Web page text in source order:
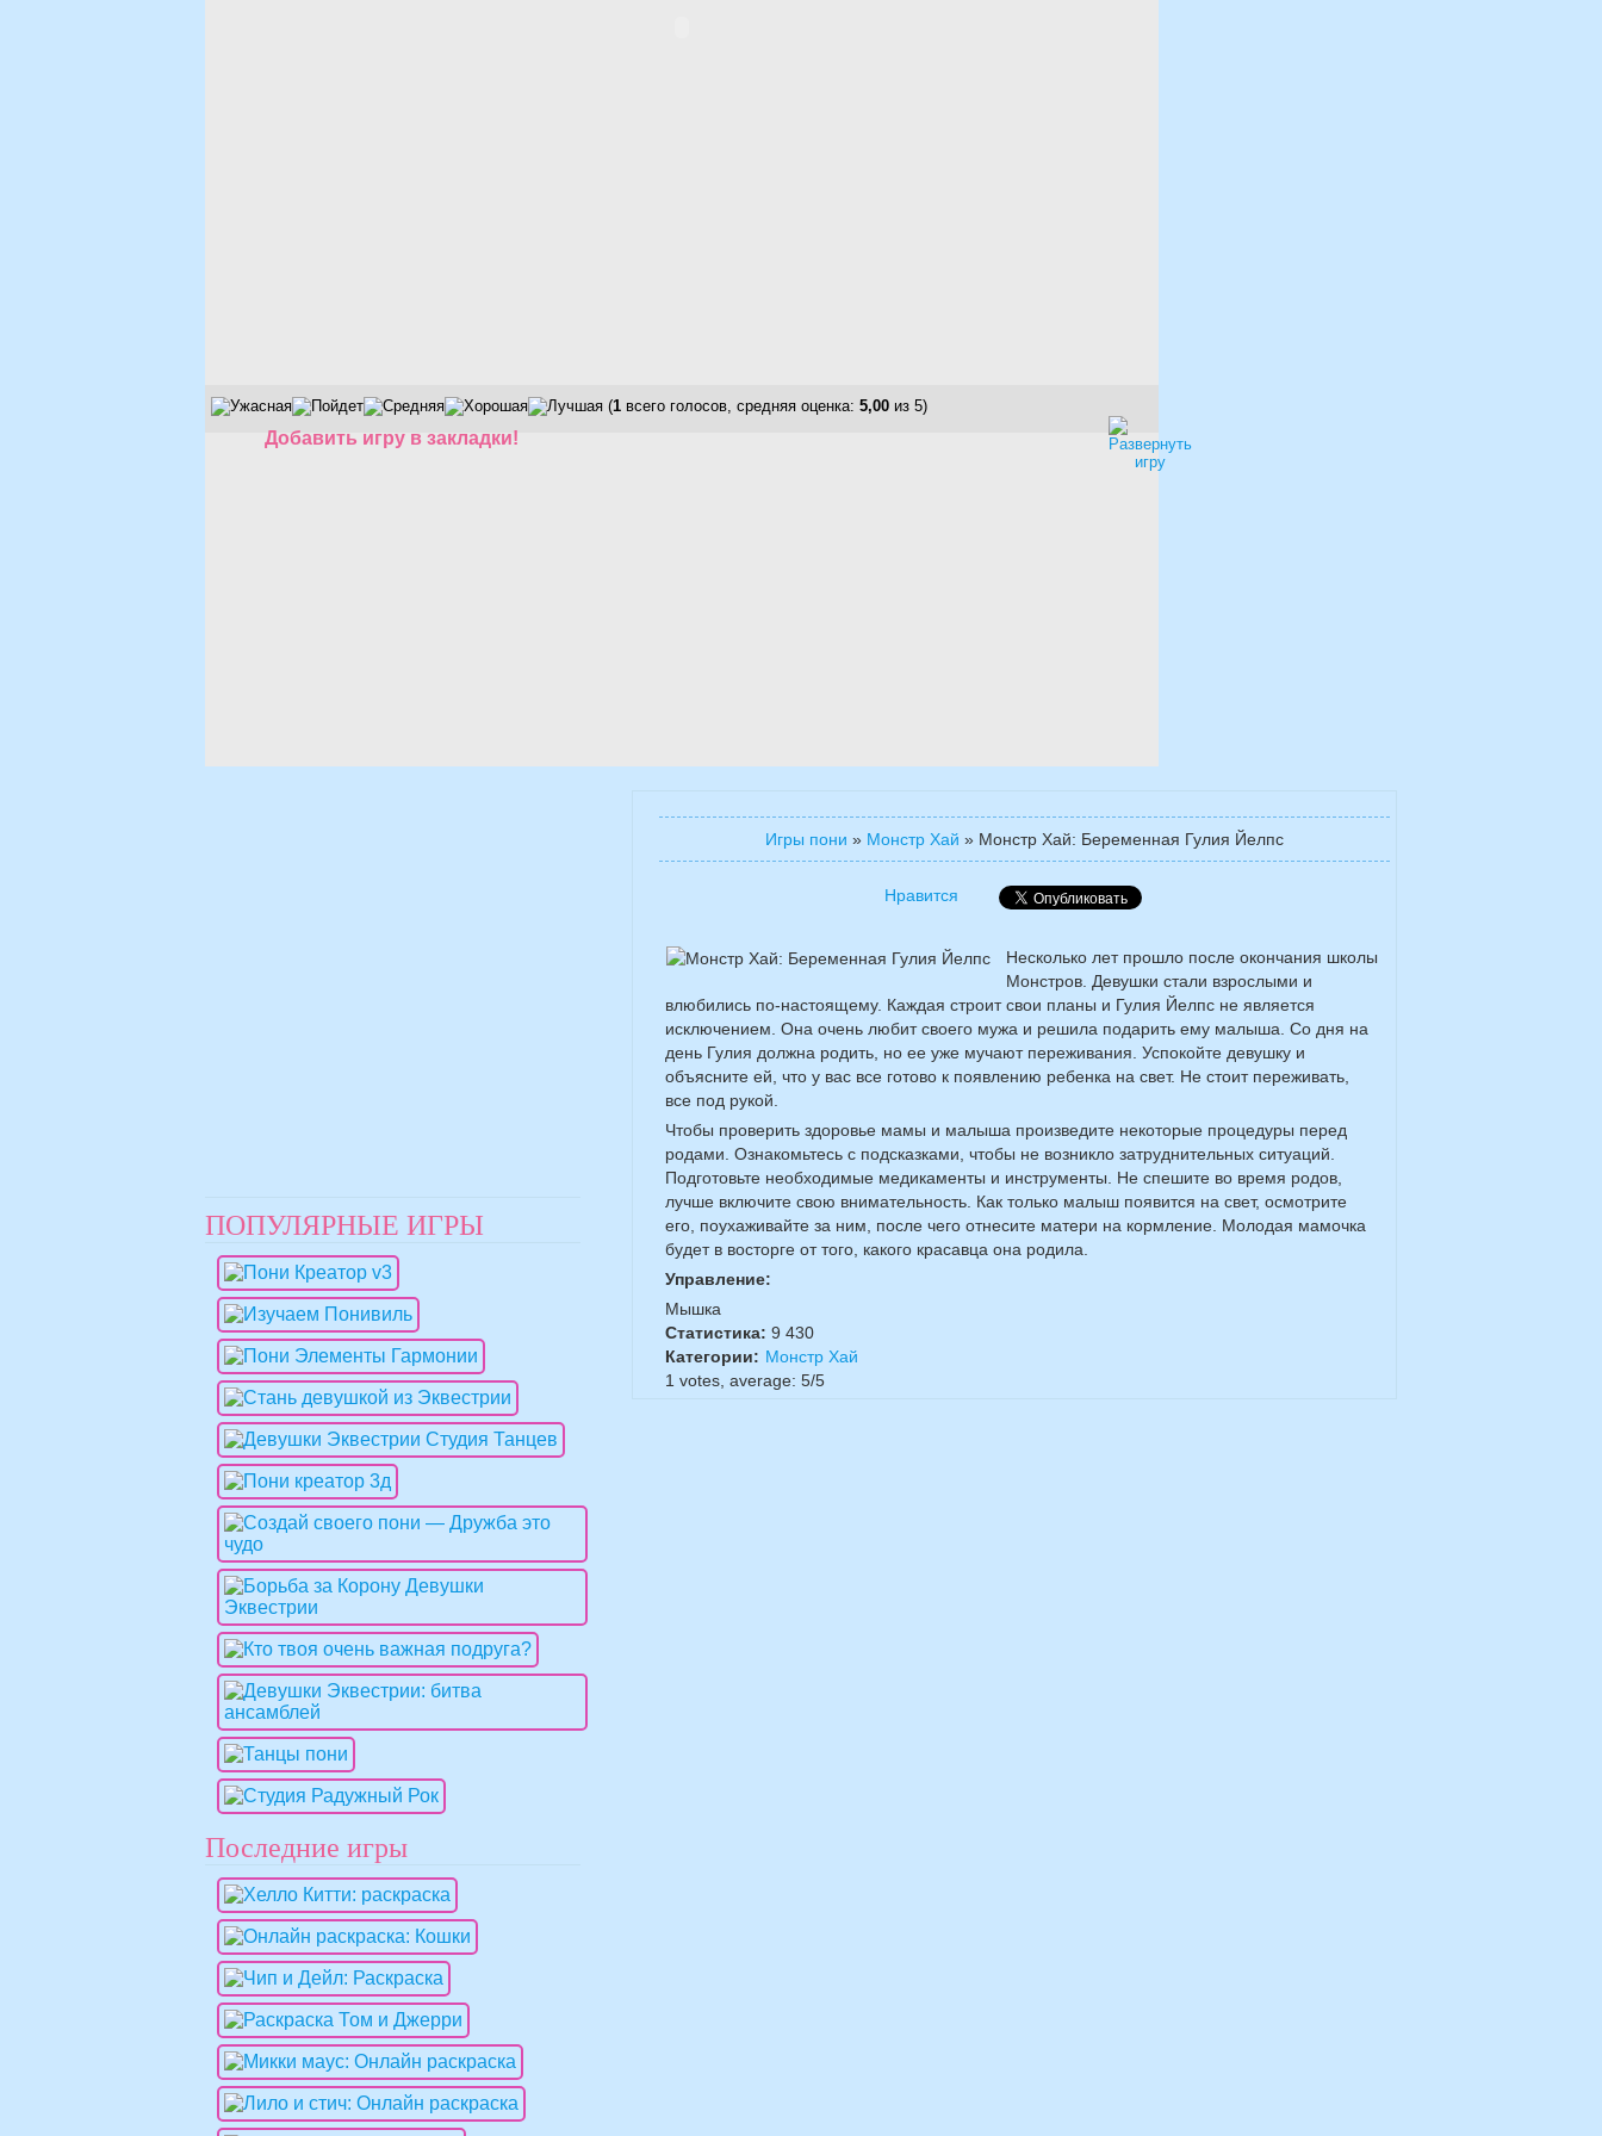
(1 всего голосов, средняя оценка: 5,00 из 5)
Добавить игру в закладки!
Игры пони » Монстр Хай » Монстр Хай: Беременная Гулия Йелпс
Нравится
Несколько лет прошло после окончания школы
Монстров. Девушки стали взрослыми и
влюбились по-настоящему. Каждая строит свои планы и Гулия Йелпс не является
исключением. Она очень любит своего мужа и решила подарить ему малыша. Со дня на
день Гулия должна родить, но ее уже мучают переживания. Успокойте девушку и
объясните ей, что у вас все готово к появлению ребенка на свет. Не стоит переживать,
все под рукой.
Чтобы проверить здоровье мамы и малыша произведите некоторые процедуры перед
родами. Ознакомьтесь с подсказками, чтобы не возникло затруднительных ситуаций.
Подготовьте необходимые медикаменты и инструменты. Не спешите во время родов,
лучше включите свою внимательность. Как только малыш появится на свет, осмотрите
его, поухаживайте за ним, после чего отнесите матери на кормление. Молодая мамочка
будет в восторге от того, какого красавца она родила.
Управление:
Мышка
Статистика: 9 430
Категории: Монстр Хай
1 votes, average: 5/5
ПОПУЛЯРНЫЕ ИГРЫ
Последние игры